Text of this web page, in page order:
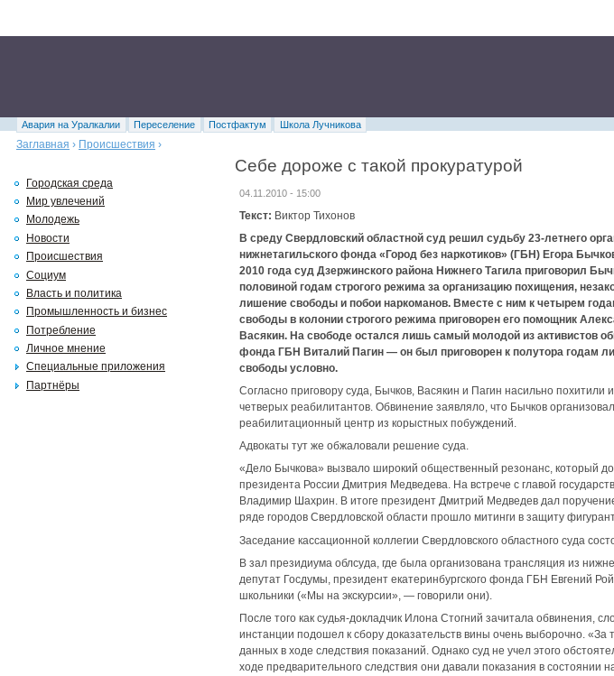
Авария на Уралкалии Переселение Постфактум
Школа Лучникова
Заглавная › Происшествия ›
Себе дороже с такой прокуратурой
04.11.2010 - 15:00
Текст: Виктор Тихонов
В среду Свердловский областной суд решил судьбу 23-летнего
нижнетагильского фонда «Город без наркотиков» (ГБН) Егора
2010 года суд Дзержинского района Нижнего Тагила приговорил
половиной годам строгого режима за организацию похищения,
лишение свободы и побои наркоманов. Вместе с ним к четырем
свободы в колонии строгого режима приговорен его помощник
Васякин. На свободе остался лишь самый молодой из активистов
фонда ГБН Виталий Пагин — он был приговорен к полутора годам
свободы условно.
Согласно приговору суда, Бычков, Васякин и Пагин насильно похитили
четверых реабилитантов. Обвинение заявляло, что Бычков
реабилитационный центр из корыстных побуждений.
Адвокаты тут же обжаловали решение суда.
«Дело Бычкова» вызвало широкий общественный резонанс, который
президента России Дмитрия Медведева. На встрече с главой
Владимир Шахрин. В итоге президент Дмитрий Медведев дал
ряде городов Свердловской области прошло митинги в защиту
Заседание кассационной коллегии Свердловского областного суда
В зал президиума облсуда, где была организована трансляция из
депутат Госдумы, президент екатеринбургского фонда ГБН Евгений
школьники («Мы на экскурсии», — говорили они).
После того как судья-докладчик Илона Стогний зачитала обвинения,
инстанции подошел к сбору доказательств вины очень выборочно.
данных в ходе следствия показаний. Однако суд не учел этого
ходе предварительного следствия они давали показания в состоянии
Городская среда
Мир увлечений
Молодежь
Новости
Происшествия
Социум
Власть и политика
Промышленность и бизнес
Потребление
Личное мнение
Специальные приложения
Партнёры